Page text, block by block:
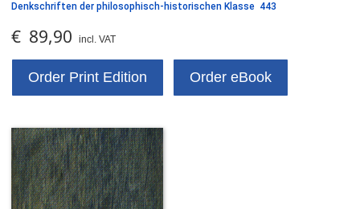
Denkschriften der philosophisch-historischen Klasse 443
€ 89,90 incl. VAT
Order Print Edition Order eBook